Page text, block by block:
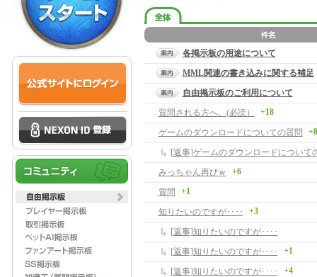
各掲示板の用途について
MML関連の書き込みに関する補足
自由掲示板のご利用について
質問される方へ。(必読）
+18
ゲームのダウンロードについての質問 +8
[返事]ゲームのダウンロードについて
みっちゃん再びｗ
+6
質問 +1
知りたいのですが････ +3
[返事]知りたいのですが････
[返事]知りたいのですが････
+1
[返事]知りたいのですが････ +4